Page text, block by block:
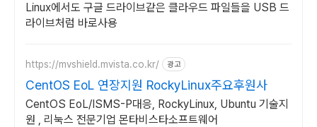
Linux에서도 구글 드라이브같은 클라우드 파일들을 USB 드
라이브처럼 바로사용
https://mvshield.mvista.co.kr/ 광고
CentOS EoL 연장지원 RockyLinux주요후원사
CentOS EoL/ISMS-P대응, RockyLinux, Ubuntu 기술지
원 , 리눅스 전문기업 몬타비스타소프트웨어